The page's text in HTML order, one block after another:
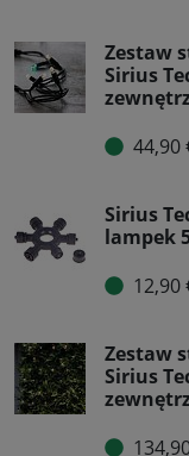
Zestaw
Sirius
44,90
Sirius
lampek
12,90
Zestaw
Sirius